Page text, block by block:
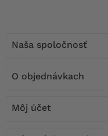
Naša spoločnosť
O objednávkach
Môj účet